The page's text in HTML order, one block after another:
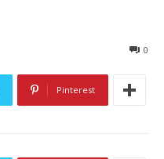
0
Pinterest